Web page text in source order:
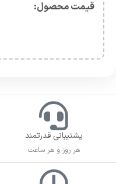
قیمت محصول:​
پشتیبانی قدرتمند
هر روز و هر ساعت